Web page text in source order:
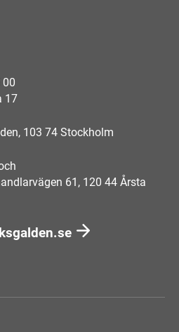
00
17
103 74 Stockholm
61, 120 44 Årsta